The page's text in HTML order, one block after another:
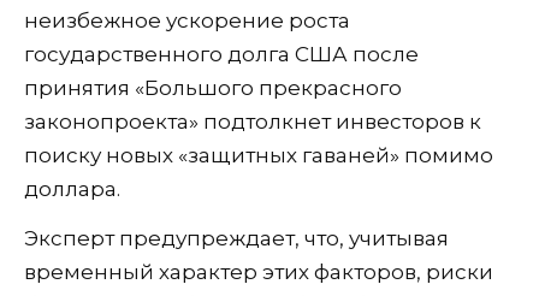
неизбежное ускорение роста
государственного долга США после
принятия «Большого прекрасного
законопроекта» подтолкнет инвесторов к
поиску новых «защитных гаваней» помимо
доллара.
Эксперт предупреждает, что, учитывая
временный характер этих факторов, риски